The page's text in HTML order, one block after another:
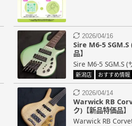
2026/04/16
Sire M6-5 SGM.S
品】
Sire M6-5 SGM.S
新潟店 おすすめ情報
2026/04/14
Warwick RB
ク)【新品特価品】
Warwick RB